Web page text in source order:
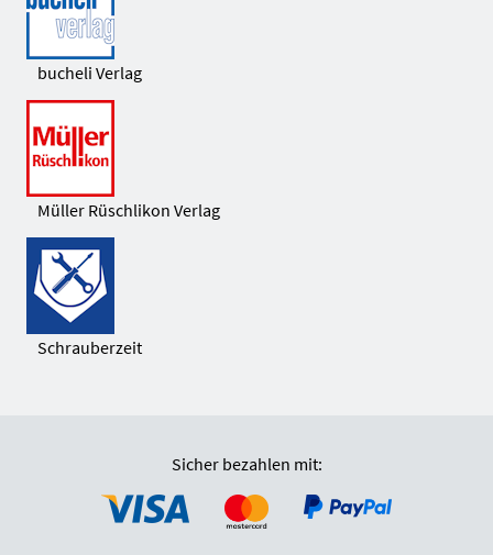
bucheli Verlag
Müller Rüschlikon Verlag
Schrauberzeit
Sicher bezahlen mit: